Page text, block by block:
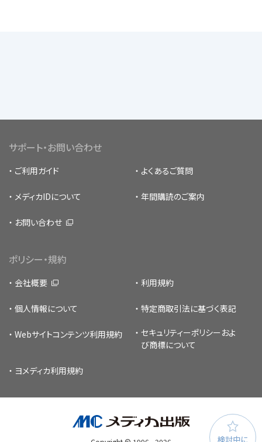
検討中に
サポート・お問い合わせ
ご利用ガイド よくあるご質問
メディカIDについて 年間購読のご案内
お問い合わせ
ポリシー・規約
会社概要 利用規約
個人情報について 特定商取引法に基づく表記
Webサイトコンテンツ利用規約 セキュリティーポリシー およ
び商標について
ヨメディカ利用規約